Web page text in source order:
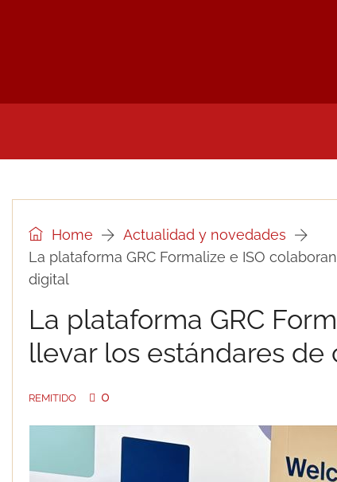
Home
Actualidad y novedades
La plataforma GRC Formalize e ISO
digital
La plataforma GRC
llevar los estándares
REMITIDO 0